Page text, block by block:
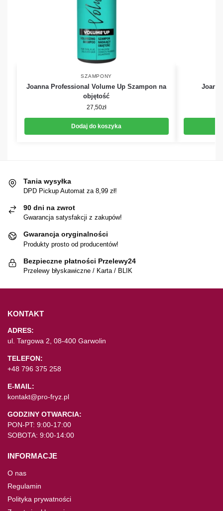
SZAMPONY
Joanna Professional Volume Up Szampon na
objętość
27,50zł
Dodaj do koszyka
Tania wysyłka
DPD Pickup Automat za 8,99 zł!
90 dni na zwrot
Gwarancja satysfakcji z zakupów!
Gwarancja oryginalności
Produkty prosto od producentów!
Bezpieczne płatności Przelewy24
Przelewy błyskawiczne / Karta / BLIK
KONTAKT
ADRES:
ul. Targowa 2, 08-400 Garwolin
TELEFON:
+48 796 375 258
E-MAIL:
kontakt@pro-fryz.pl
GODZINY OTWARCIA:
PON-PT: 9:00-17:00
SOBOTA: 9:00-14:00
INFORMACJE
O nas
Regulamin
Polityka prywatności